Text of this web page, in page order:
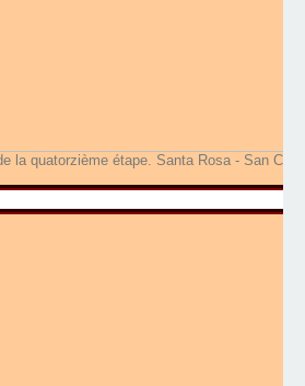
la quatorzième étape. Santa Rosa - San